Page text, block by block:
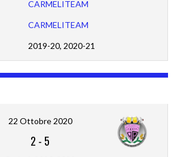
CARMELITEAM
CARMELITEAM
2019-20, 2020-21
22 Ottobre 2020
2 - 5